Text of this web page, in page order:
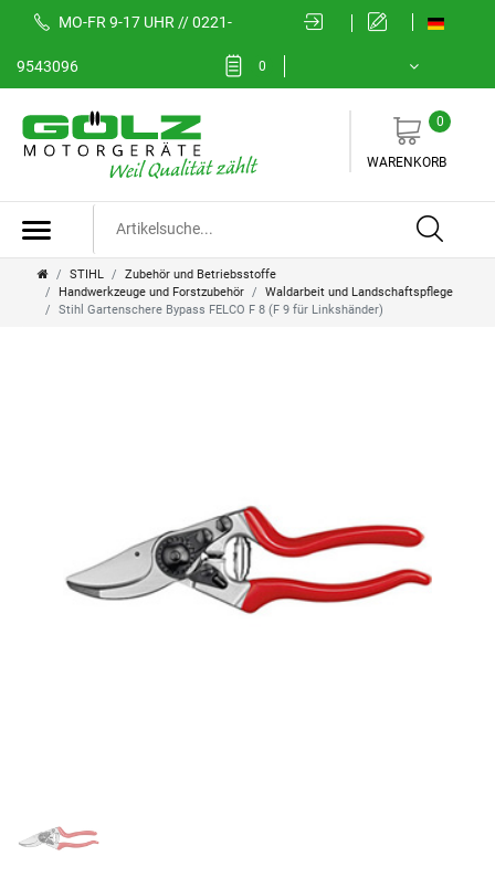
MO-FR 9-17 UHR // 0221-
9543096 0
0
WARENKORB
STIHL
Zubehör und Betriebsstoffe
Handwerkzeuge und Forstzubehör
Waldarbeit und Landschaftspflege
Stihl Gartenschere Bypass FELCO F 8 (F 9 für Linkshänder)